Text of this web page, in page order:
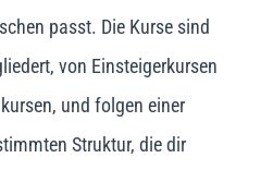
passt. Die Kurse sind
von Einsteigerkursen
und folgen einer
Struktur, die dir